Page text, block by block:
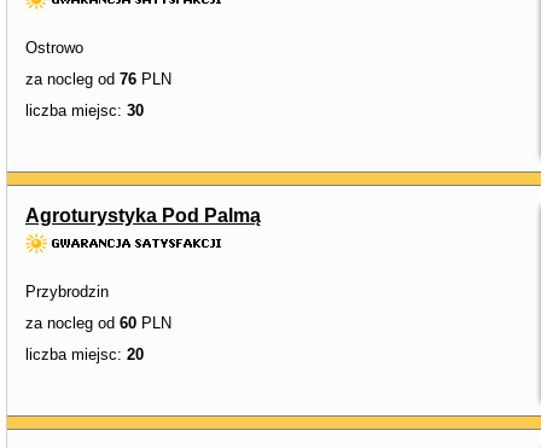
Ostrowo
za nocleg od 76 PLN
liczba miejsc: 30
Agroturystyka Pod Palmą
Przybrodzin
za nocleg od 60 PLN
liczba miejsc: 20